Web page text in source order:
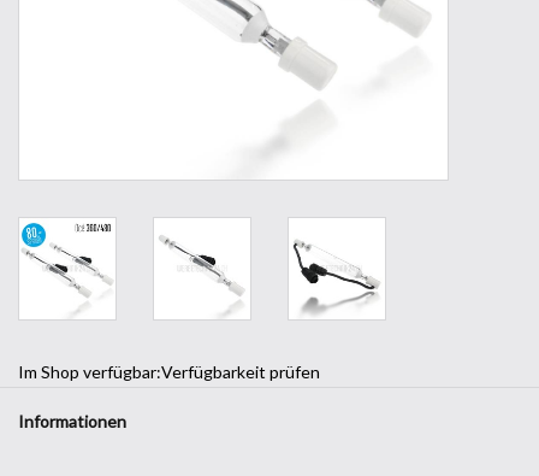
Im Shop verfügbar:Verfügbarkeit prüfen
Informationen